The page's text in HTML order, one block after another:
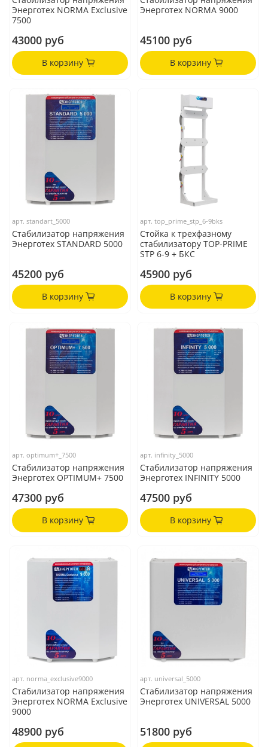
Энерготех NORMA Exclusive
7500
43000 руб
В корзину
Энерготех NORMA 9000
45100 руб
В корзину
арт.standart_5000
Стабилизатор напряжения
Энерготех STANDARD 5000
45200 руб
В корзину
арт.top_prime_stp_6-9bks
Стойка к трехфазному
стабилизатору TOP-PRIME
STP 6-9 + БКС
45900 руб
В корзину
арт.optimum+_7500
Стабилизатор напряжения
Энерготех OPTIMUM+ 7500
47300 руб
В корзину
арт. infinity_5000
Стабилизатор напряжения
Энерготех INFINITY 5000
47500 руб
В корзину
арт. norma_exclusive9000
Стабилизатор напряжения
Энерготех NORMA Exclusive
9000
48900 руб
арт. universal_5000
Стабилизатор напряжения
Энерготех UNIVERSAL 5000
51800 руб